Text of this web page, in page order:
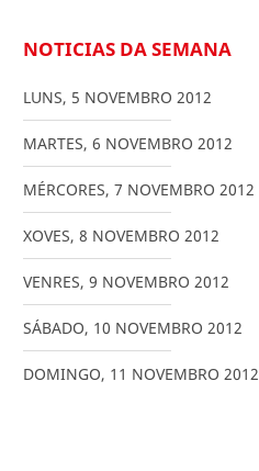
NOTICIAS DA SEMANA
LUNS, 5 NOVEMBRO 2012
MARTES, 6 NOVEMBRO 2012
MÉRCORES, 7 NOVEMBRO 2012
XOVES, 8 NOVEMBRO 2012
VENRES, 9 NOVEMBRO 2012
SÁBADO, 10 NOVEMBRO 2012
DOMINGO, 11 NOVEMBRO 2012